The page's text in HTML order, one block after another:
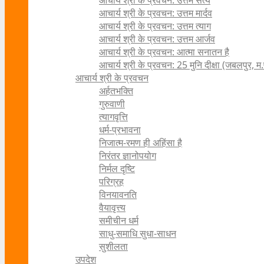
आचार्य श्री के प्रवचन: उत्तम मार्दव
आचार्य श्री के प्रवचन: उत्तम त्याग
आचार्य श्री के प्रवचन: उत्तम आर्जव
आचार्य श्री के प्रवचन: आत्मा सनातन है
आचार्य श्री के प्रवचन: 25 मुनि दीक्षा (जबलपुर,
आचार्य श्री के प्रवचन
अर्हतभक्ति
गुरुवाणी
त्यागवृत्ति
धर्म-प्रभावना
निजात्म-रमण ही अहिंसा है
निरंतर ज्ञानोपयोग
निर्मल दृष्टि
परिग्रह
विनयावनति
वैयावृत्त्य
समीचीन धर्म
साधु-समाधि सुधा-साधन
सुशीलता
उपदेश